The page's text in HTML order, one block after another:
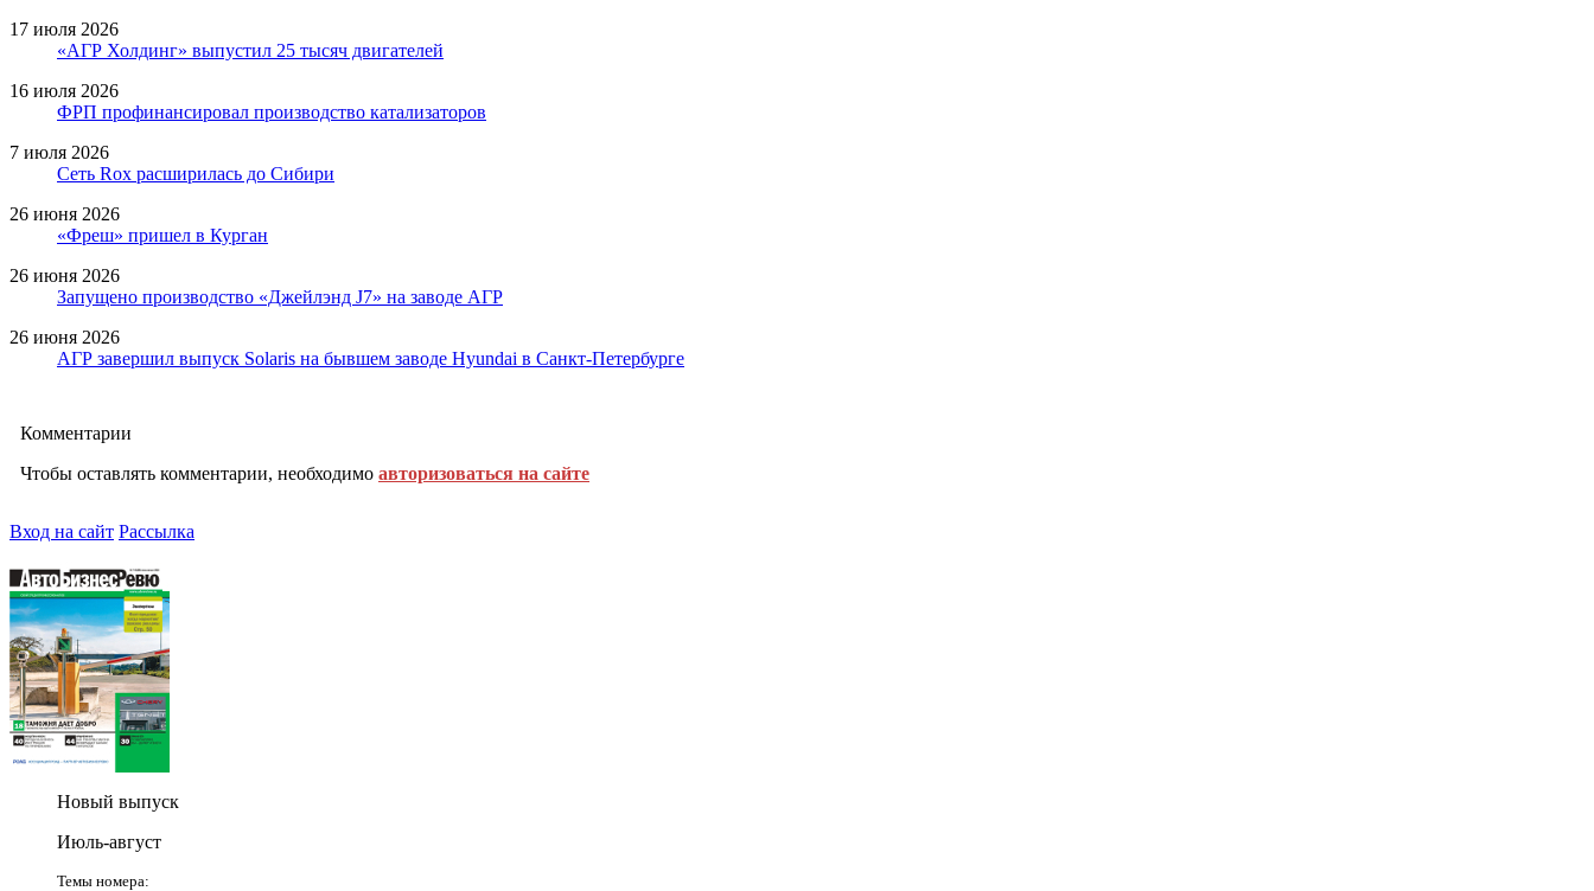
17 июля 2026
«АГР Холдинг» выпустил 25 тысяч двигателей
16 июля 2026
ФРП профинансировал производство катализаторов
7 июля 2026
Сеть Rox расширилась до Сибири
26 июня 2026
«Фреш» пришел в Курган
26 июня 2026
Запущено производство «Джейлэнд J7» на заводе АГР
26 июня 2026
АГР завершил выпуск Solaris на бывшем заводе Hyundai в Санкт-Петербурге
Комментарии
Чтобы оставлять комментарии, необходимо авторизоваться на сайте
Вход на сайт Рассылка
Новый выпуск
Июль-август
Темы номера: